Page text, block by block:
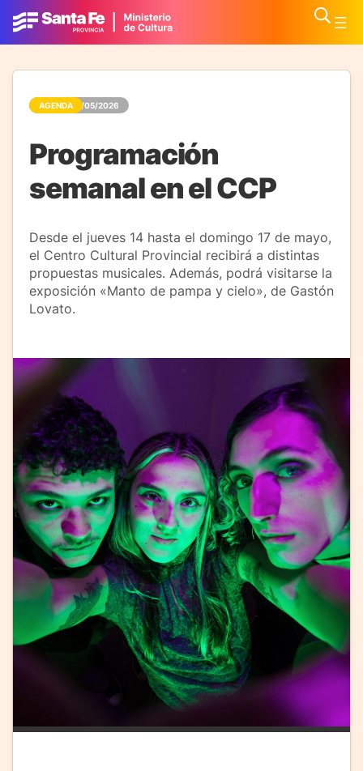
AGENDA 11/05/2026
Programación
semanal en el CCP
Desde el jueves 14 hasta el domingo 17 de mayo,
el Centro Cultural Provincial recibirá a distintas
propuestas musicales. Además, podrá visitarse la
exposición «Manto de pampa y cielo», de Gastón
Lovato.